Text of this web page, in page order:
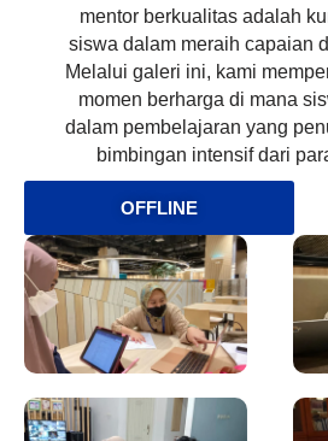
mentor berkualitas adalah
siswa dalam meraih capaian
Melalui galeri ini, kami
momen berharga di mana
dalam pembelajaran yang
bimbingan intensif dari
OFFLINE